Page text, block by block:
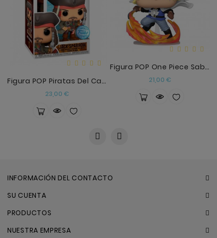
Figura POP Piratas Del Caribe Jack Sparrow Exclusi
23,00 €
Figura POP One Piece Sabo 26
21,00 €Precio
INFORMACIÓN DEL CONTACTO
SU CUENTA
PRODUCTOS
NUESTRA EMPRESA